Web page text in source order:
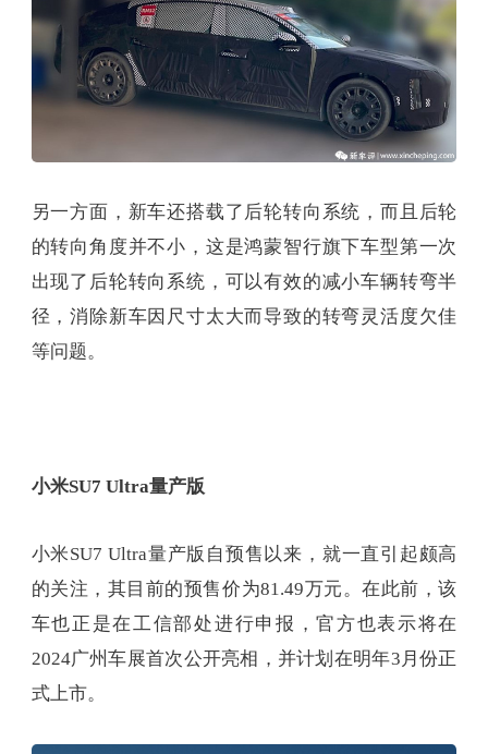
另一方面，新车还搭载了后轮转向系统，而且后轮
的转向角度并不小，这是鸿蒙智行旗下车型第一次
出现了后轮转向系统，可以有效的减小车辆转弯半
径，消除新车因尺寸太大而导致的转弯灵活度欠佳
等问题。
小米SU7 Ultra量产版
小米SU7 Ultra量产版自预售以来，就一直引起颇高
的关注，其目前的预售价为81.49万元。在此前，该
车也正是在工信部处进行申报，官方也表示将在
2024广州车展首次公开亮相，并计划在明年3月份正
式上市。